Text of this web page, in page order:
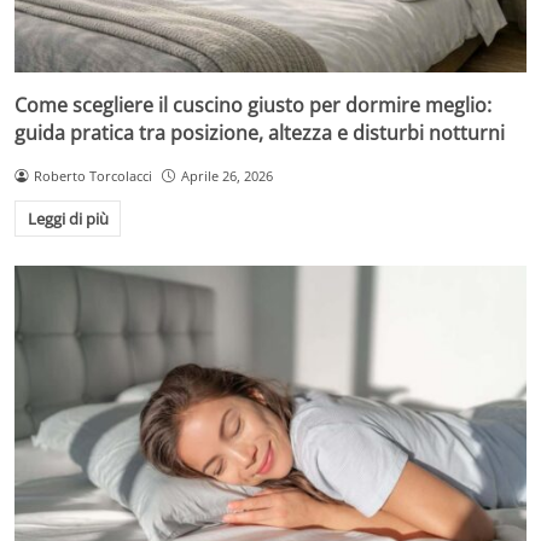
Come scegliere il cuscino giusto per dormire meglio:
guida pratica tra posizione, altezza e disturbi notturni
Roberto Torcolacci Aprile 26, 2026
Leggi di più